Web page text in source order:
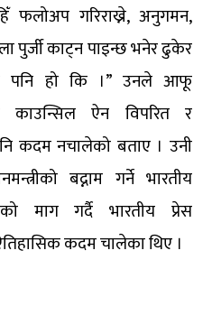
फलोअप गरिराख्ने, अनुगमन,
पुर्जी काट्न पाइन्छ भनेर ढुकेर
पनि हो कि ।” उनले आफू
काउन्सिल ऐन विपरित र
कदम नचालेको बताए । उनी
बद्नाम गर्ने भारतीय
माग गर्दै भारतीय प्रेस
कदम चालेका थिए ।